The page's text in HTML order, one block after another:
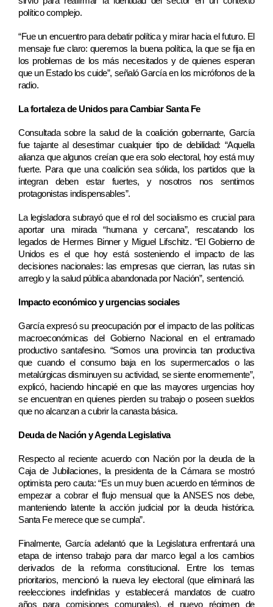
político complejo.
“Fue un encuentro para debatir política y mirar hacia el futuro. El
mensaje fue claro: queremos la buena política, la que se fija en
los problemas de los más necesitados y de quienes esperan
que un Estado los cuide”, señaló García en los micrófonos de la
radio.
La fortaleza de Unidos para Cambiar Santa Fe
Consultada sobre la salud de la coalición gobernante, García
fue tajante al desestimar cualquier tipo de debilidad: “Aquella
alianza que algunos creían que era solo electoral, hoy está muy
fuerte. Para que una coalición sea sólida, los partidos que la
integran deben estar fuertes, y nosotros nos sentimos
protagonistas indispensables”.
La legisladora subrayó que el rol del socialismo es crucial para
aportar una mirada “humana y cercana”, rescatando los
legados de Hermes Binner y Miguel Lifschitz. “El Gobierno de
Unidos es el que hoy está sosteniendo el impacto de las
decisiones nacionales: las empresas que cierran, las rutas sin
arreglo y la salud pública abandonada por Nación”, sentenció.
Impacto económico y urgencias sociales
García expresó su preocupación por el impacto de las políticas
macroeconómicas del Gobierno Nacional en el entramado
productivo santafesino. “Somos una provincia tan productiva
que cuando el consumo baja en los supermercados o las
metalúrgicas disminuyen su actividad, se siente enormemente”,
explicó, haciendo hincapié en que las mayores urgencias hoy
se encuentran en quienes pierden su trabajo o poseen sueldos
que no alcanzan a cubrir la canasta básica.
Deuda de Nación y Agenda Legislativa
Respecto al reciente acuerdo con Nación por la deuda de la
Caja de Jubilaciones, la presidenta de la Cámara se mostró
optimista pero cauta: “Es un muy buen acuerdo en términos de
empezar a cobrar el flujo mensual que la ANSES nos debe,
manteniendo latente la acción judicial por la deuda histórica.
Santa Fe merece que se cumpla”.
Finalmente, García adelantó que la Legislatura enfrentará una
etapa de intenso trabajo para dar marco legal a los cambios
derivados de la reforma constitucional. Entre los temas
prioritarios, mencionó la nueva ley electoral (que eliminará las
reelecciones indefinidas y establecerá mandatos de cuatro
años para comisiones comunales), el nuevo régimen de